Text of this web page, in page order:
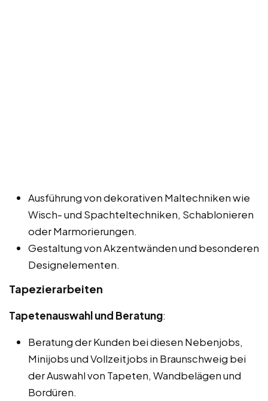
Ausführung von dekorativen Maltechniken wie
Wisch- und Spachteltechniken, Schablonieren
oder Marmorierungen.
Gestaltung von Akzentwänden und besonderen
Designelementen.
Tapezierarbeiten
Tapetenauswahl und Beratung:
Beratung der Kunden bei diesen Nebenjobs,
Minijobs und Vollzeitjobs in Braunschweig bei
der Auswahl von Tapeten, Wandbelägen und
Bordüren.